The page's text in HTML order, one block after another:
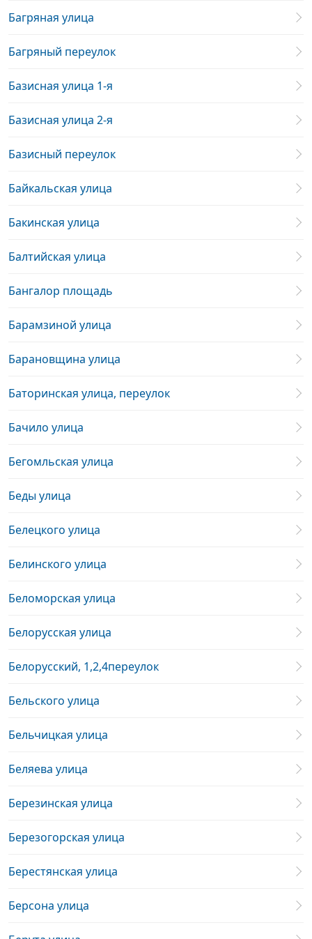
Багряная улица
Багряный переулок
Базисная улица 1-я
Базисная улица 2-я
Базисный переулок
Байкальская улица
Бакинская улица
Балтийская улица
Бангалор площадь
Барамзиной улица
Барановщина улица
Баторинская улица, переулок
Бачило улица
Бегомльская улица
Беды улица
Белецкого улица
Белинского улица
Беломорская улица
Белорусская улица
Белорусский, 1,2,4переулок
Бельского улица
Бельчицкая улица
Беляева улица
Березинская улица
Березогорская улица
Берестянская улица
Берсона улица